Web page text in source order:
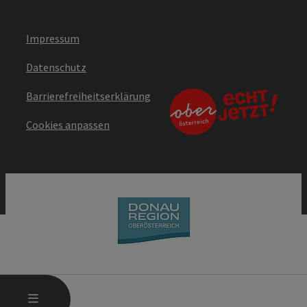
MENÜ
Impressum
Datenschutz
Barrierefreiheitserklärung
Cookies anpassen